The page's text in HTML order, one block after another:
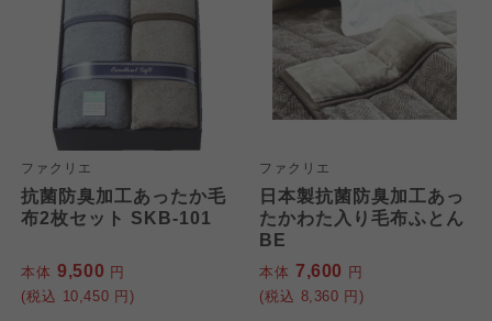
ファクリエ
抗菌防臭加工あったか毛
布2枚セット SKB-101
本体 9,500 円
(税込 10,450 円)
ファクリエ
日本製抗菌防臭加工あっ
たかわた入り毛布ふとん
BE
本体 7,600 円
(税込 8,360 円)